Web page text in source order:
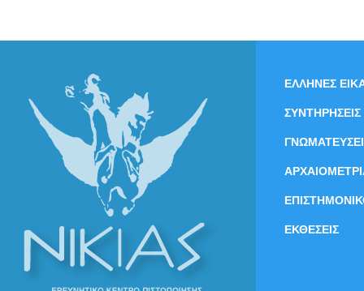
ΕΛΛΗΝΕΣ
ΣΥΝΤΗΡΗΣΕΙΣ
ΕΚΘΕΣΕΙΣ